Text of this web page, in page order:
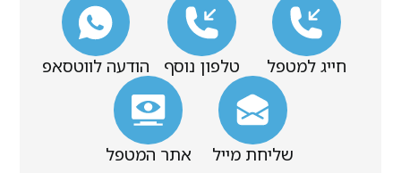
חייג למטפל טלפון נוסף הודעה לווטסאפ
שליחת מייל אתר המטפל